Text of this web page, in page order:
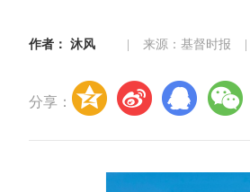
作者： 沐风 来源：基督时报
分享：